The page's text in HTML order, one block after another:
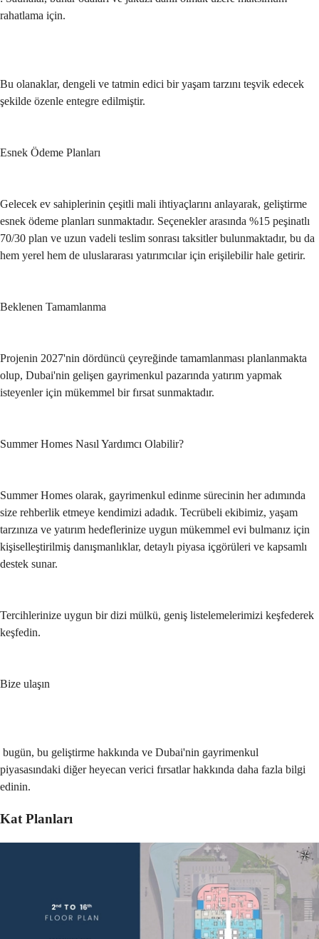
rahatlama için.
Bu olanaklar, dengeli ve tatmin edici bir yaşam tarzını teşvik edecek
şekilde özenle entegre edilmiştir.
Esnek Ödeme Planları
Gelecek ev sahiplerinin çeşitli mali ihtiyaçlarını anlayarak, geliştirme
esnek ödeme planları sunmaktadır. Seçenekler arasında %15 peşinatlı
70/30 plan ve uzun vadeli teslim sonrası taksitler bulunmaktadır, bu da
hem yerel hem de uluslararası yatırımcılar için erişilebilir hale getirir.
Beklenen Tamamlanma
Projenin 2027'nin dördüncü çeyreğinde tamamlanması planlanmakta
olup, Dubai'nin gelişen gayrimenkul pazarında yatırım yapmak
isteyenler için mükemmel bir fırsat sunmaktadır.
Summer Homes Nasıl Yardımcı Olabilir?
Summer Homes olarak, gayrimenkul edinme sürecinin her adımında
size rehberlik etmeye kendimizi adadık. Tecrübeli ekibimiz, yaşam
tarzınıza ve yatırım hedeflerinize uygun mükemmel evi bulmanız için
kişiselleştirilmiş danışmanlıklar, detaylı piyasa içgörüleri ve kapsamlı
destek sunar.
Tercihlerinize uygun bir dizi mülkü, geniş listelemelerimizi keşfederek
keşfedin.
Bize ulaşın
piyasasındaki diğer heyecan verici fırsatlar hakkında daha fazla bilgi
edinin.
Kat Planları